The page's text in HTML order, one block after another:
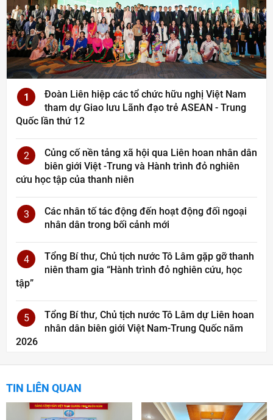
1
Đoàn Liên hiệp các tổ chức hữu nghị Việt Nam
tham dự Giao lưu Lãnh đạo trẻ ASEAN - Trung
Quốc lần thứ 12
2
Củng cố nền tảng xã hội qua Liên hoan nhân dân
biên giới Việt -Trung và Hành trình đỏ nghiên
cứu học tập của thanh niên
3
Các nhân tố tác động đến hoạt động đối ngoại
nhân dân trong bối cảnh mới
4
Tổng Bí thư, Chủ tịch nước Tô Lâm gặp gỡ thanh
niên tham gia “Hành trình đỏ nghiên cứu, học
tập”
5
Tổng Bí thư, Chủ tịch nước Tô Lâm dự Liên hoan
nhân dân biên giới Việt Nam-Trung Quốc năm
2026
TIN LIÊN QUAN